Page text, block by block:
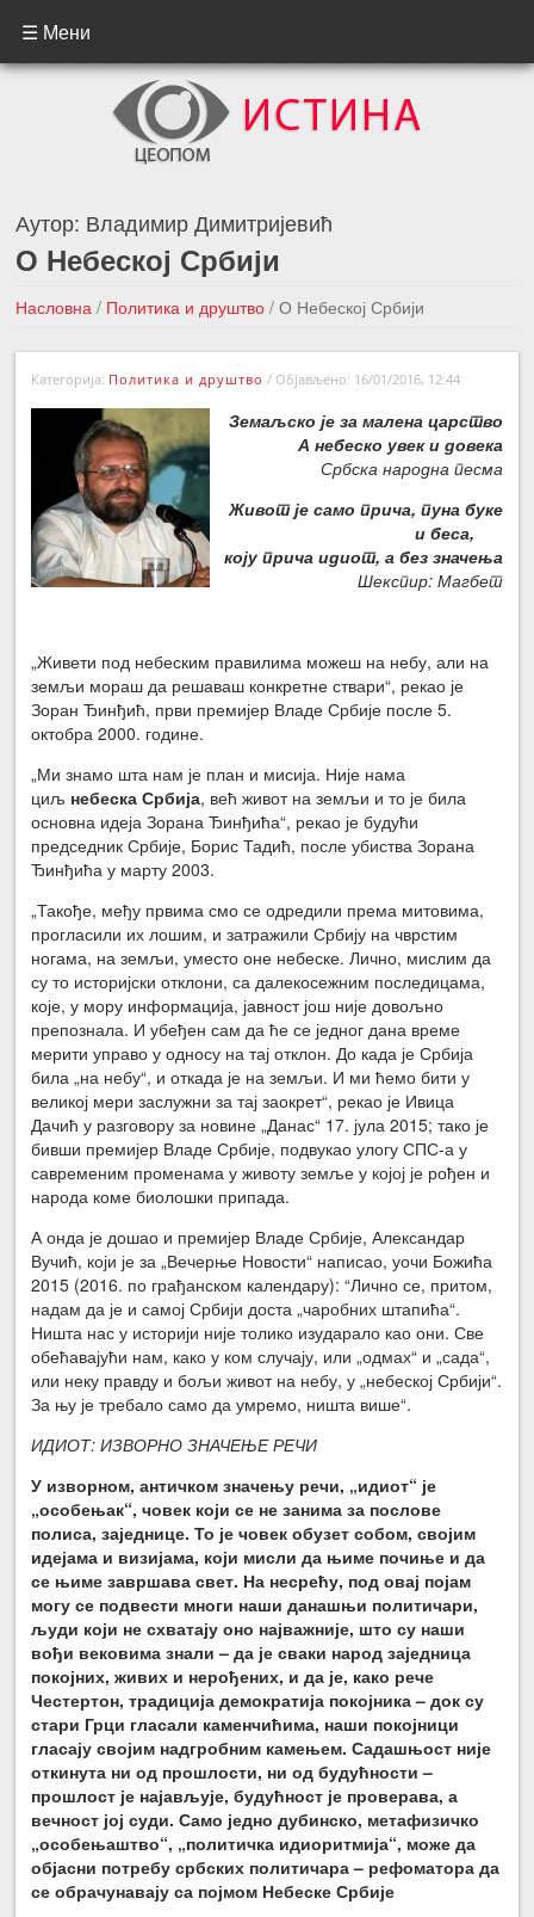
☰ Мени
Аутор: Владимир Димитријевић
О Небеској Србији
Насловна / Политика и друштво / О Небеској Србији
←Претходна вест
Следећа вест →
Категорија: Политика и друштво / Објављено: 16/01/2016, 12:44
Земаљско је за малена царство
А небеско увек и довека
Србска народна песма
Живот је само прича, пуна буке
и беса,
коју прича идиот, а без значења
Шекспир: Магбет
„Живети под небеским правилима можеш на небу, али на
земљи мораш да решаваш конкретне ствари“, рекао је
Зоран Ђинђић, први премијер Владе Србије после 5.
октобра 2000. године.
„Ми знамо шта нам је план и мисија. Није нама
циљ небеска Србија, већ живот на земљи и то је била
основна идеја Зорана Ђинђића“, рекао је будући
председник Србије, Борис Тадић, после убиства Зорана
Ђинђића у марту 2003.
„Такође, међу првима смо се одредили према митовима,
прогласили их лошим, и затражили Србију на чврстим
ногама, на земљи, уместо оне небеске. Лично, мислим да
су то историјски отклони, са далекосежним последицама,
које, у мору информација, јавност још није довољно
препознала. И убеђен сам да ће се једног дана време
мерити управо у односу на тај отклон. До када је Србија
била „на небу“, и откада је на земљи. И ми ћемо бити у
великој мери заслужни за тај заокрет“, рекао је Ивица
Дачић у разговору за новине „Данас“ 17. јула 2015; тако је
бивши премијер Владе Србије, подвукао улогу СПС-а у
савременим променама у животу земље у којој је рођен и
народа коме биолошки припада.
А онда је дошао и премијер Владе Србије, Александар
Вучић, који је за „Вечерње Новости“ написао, уочи Божића
2015 (2016. по грађанском календару): “Лично се, притом,
надам да је и самој Србији доста „чаробних штапића“.
Ништа нас у историји није толико изударало као они. Све
обећавајући нам, како у ком случају, или „одмах“ и „сада“,
или неку правду и бољи живот на небу, у „небеској Србији“.
За њу је требало само да умремо, ништа више“.
ИДИОТ: ИЗВОРНО ЗНАЧЕЊЕ РЕЧИ
У изворном, античком значењу речи, „идиот“ је
„особењак“, човек који се не занима за послове
полиса, заједнице. То је човек обузет собом, својим
идејама и визијама, који мисли да њиме почиње и да
се њиме завршава свет. На несрећу, под овај појам
могу се подвести многи наши данашњи политичари,
људи који не схватају оно најважније, што су наши
вођи вековима знали – да је сваки народ заједница
покојних, живих и нерођених, и да је, како рече
Честертон, традиција демократија покојника – док су
стари Грци гласали каменчићима, наши покојници
гласају својим надгробним камењем. Садашњост није
откинута ни од прошлости, ни од будућности –
прошлост је најављује, будућност је проверава, а
вечност јој суди. Само једно дубинско, метафизичко
„особењаштво“, „политичка идиоритмија“, може да
објасни потребу србских политичара – рефоматора да
се обрачунавају са појмом Небеске Србије